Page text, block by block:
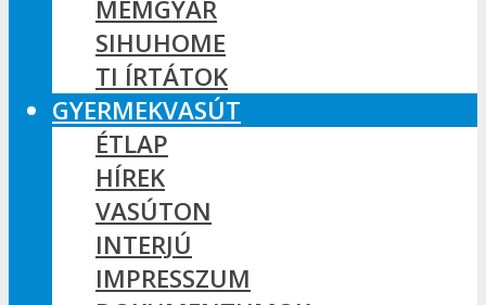
MÉMGYÁR
SIHUHOME
TI ÍRTÁTOK
GYERMEKVASÚT
ÉTLAP
HÍREK
VASÚTON
INTERJÚ
IMPRESSZUM